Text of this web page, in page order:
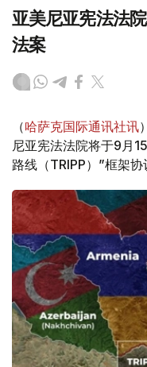
亚美尼亚宪法法
法案
（哈萨克国际通讯社讯
尼亚宪法法院将于9月
路线（TRIPP）”框架协